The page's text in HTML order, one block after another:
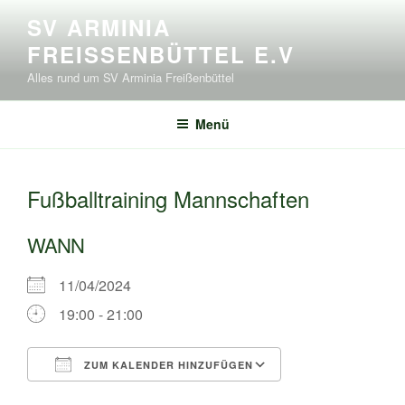
Inhalt
springen
SV ARMINIA
FREISSENBÜTTEL E.V
Alles rund um SV Arminia Freißenbüttel
Menü
Fußballtraining Mannschaften
WANN
11/04/2024
19:00 - 21:00
ZUM KALENDER HINZUFÜGEN